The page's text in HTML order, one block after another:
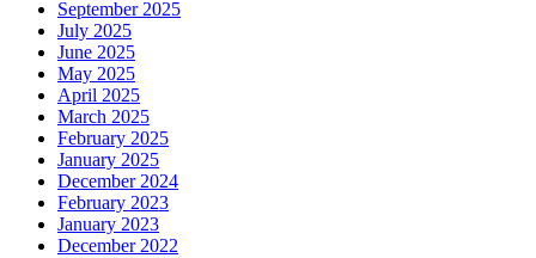
September 2025
July 2025
June 2025
May 2025
April 2025
March 2025
February 2025
January 2025
December 2024
February 2023
January 2023
December 2022